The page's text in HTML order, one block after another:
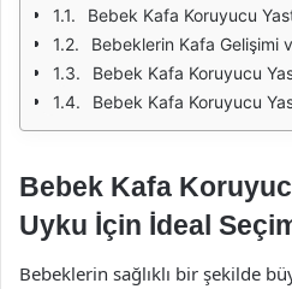
Bebek Kafa Koruyucu
Bebeklerin Kafa Gelişimi ve
Bebek Kafa Koruyucu Yastık
Bebek Kafa Koruyucu
Bebek Kafa
Uyku İçin İdeal
Bebeklerin sağlıklı bir şekilde